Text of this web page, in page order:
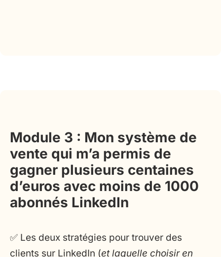
Module 3 : Mon système de
vente qui m’a permis de
gagner plusieurs centaines
d’euros avec moins de 1000
abonnés LinkedIn
✅ Les deux stratégies pour trouver des
clients sur LinkedIn (et laquelle choisir en